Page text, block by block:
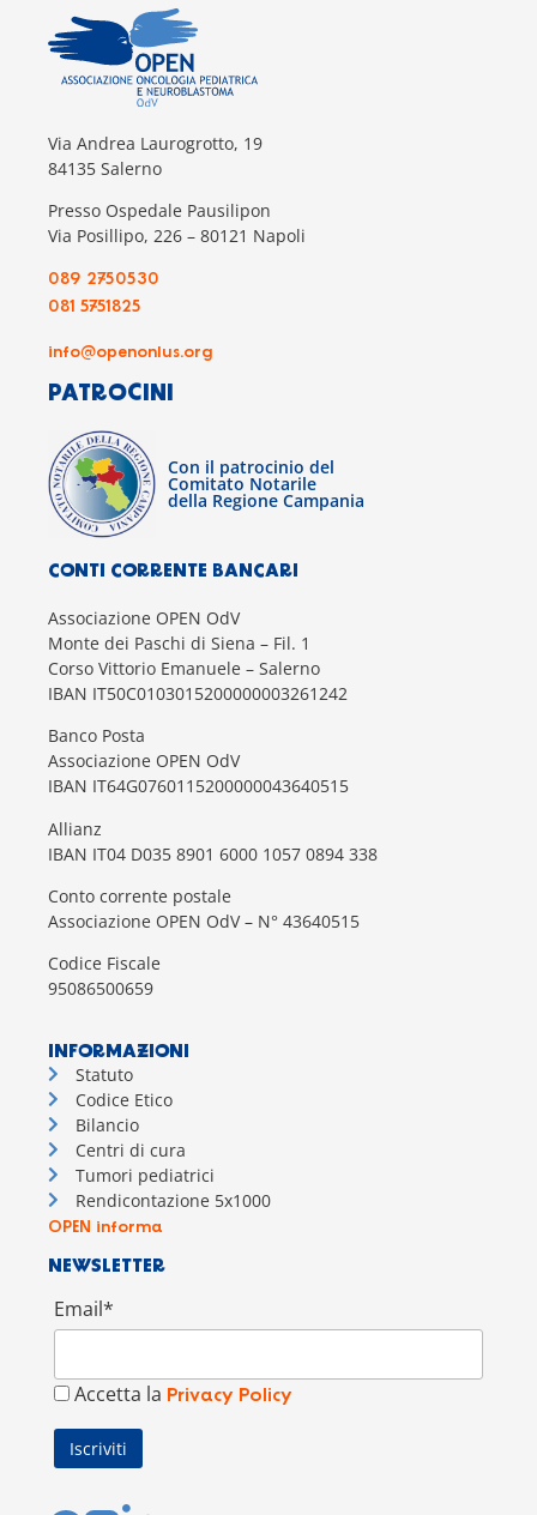
Via Andrea Laurogrotto, 19
84135 Salerno
Presso Ospedale Pausilipon
Via Posillipo, 226 – 80121 Napoli
089 2750530
081 5751825
info@openonlus.org
PATROCINI
Con il patrocinio del
Comitato Notarile
della Regione Campania
CONTI CORRENTE BANCARI
Associazione OPEN OdV
Monte dei Paschi di Siena – Fil. 1
Corso Vittorio Emanuele – Salerno
IBAN IT50C0103015200000003261242
Banco Posta
Associazione OPEN OdV
IBAN IT64G0760115200000043640515
Allianz
IBAN IT04 D035 8901 6000 1057 0894 338
Conto corrente postale
Associazione OPEN OdV – N° 43640515
Codice Fiscale
95086500659
INFORMAZIONI
Statuto
Codice Etico
Bilancio
Centri di cura
Tumori pediatrici
Rendicontazione 5x1000
OPEN informa
NEWSLETTER
Email*
Accetta la Privacy Policy